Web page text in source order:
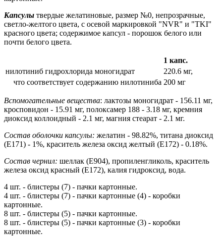
Капсулы твердые желатиновые, размер №0, непрозрачные,
светло-желтого цвета, с осевой маркировкой "NVR" и "TKI"
красного цвета; содержимое капсул - порошок белого или
почти белого цвета.
1 капс.
нилотиниб гидрохлорида моногидрат
220.6 мг,
что соответствует содержанию нилотиниба 200 мг
Вспомогательные вещества: лактозы моногидрат - 156.11 мг,
кросповидон - 15.91 мг, полоксамер 188 - 3.18 мг, кремния
диоксид коллоидный - 2.1 мг, магния стеарат - 2.1 мг.
Состав оболочки капсулы: желатин - 98.82%, титана диоксид
(Е171) - 1%, краситель железа оксид желтый (Е172) - 0.18%.
Состав чернил: шеллак (Е904), пропиленгликоль, краситель
железа оксид красный (Е172), калия гидроксид, вода.
4 шт. - блистеры (7) - пачки картонные.
4 шт. - блистеры (7) - пачки картонные (4) - коробки
картонные.
8 шт. - блистеры (5) - пачки картонные.
8 шт. - блистеры (5) - пачки картонные (3) - коробки
картонные.